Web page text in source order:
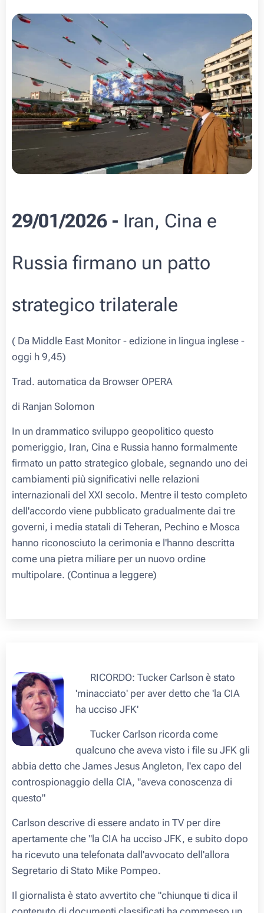
29/01/2026 - Iran, Cina e
Russia firmano un patto
strategico trilaterale
( Da Middle East Monitor - edizione in lingua inglese -
oggi h 9,45)
Trad. automatica da Browser OPERA
di Ranjan Solomon
In un drammatico sviluppo geopolitico questo
pomeriggio, Iran, Cina e Russia hanno formalmente
firmato un patto strategico globale, segnando uno dei
cambiamenti più significativi nelle relazioni
internazionali del XXI secolo. Mentre il testo completo
dell'accordo viene pubblicato gradualmente dai tre
governi, i media statali di Teheran, Pechino e Mosca
hanno riconosciuto la cerimonia e l'hanno descritta
come una pietra miliare per un nuovo ordine
multipolare. (Continua a leggere)
☠️ RICORDO: Tucker Carlson è stato
'minacciato' per aver detto che 'la CIA
ha ucciso JFK'
🗣 Tucker Carlson ricorda come
qualcuno che aveva visto i file su JFK gli
abbia detto che James Jesus Angleton, l'ex capo del
controspionaggio della CIA, "aveva conoscenza di
questo"
Carlson descrive di essere andato in TV per dire
apertamente che "la CIA ha ucciso JFK, e subito dopo
ha ricevuto una telefonata dall'avvocato dell'allora
Segretario di Stato Mike Pompeo.
Il giornalista è stato avvertito che "chiunque ti dica il